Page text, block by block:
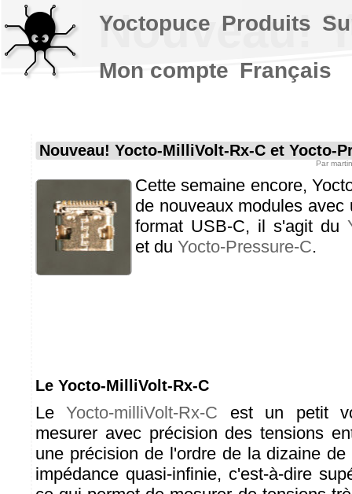
Nouveau!
Nouveau! Yocto-MilliVolt-Rx-C et Yocto-
Par
Cette semaine encore,
de nouveaux modules avec
format USB-C, il s'agit du
et du Yocto-Pressure-C.
Le Yocto-MilliVolt-Rx-C
LeYocto-milliVolt-Rx-C est un petit
mesurer avec précision des tensions
une précision de l'ordre de la dizaine
impédance quasi-infinie, c'est-à-dire
Yoctopuce Produits
Mon compte Français